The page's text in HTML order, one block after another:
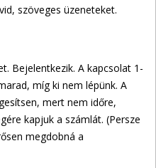
szöveges üzeneteket.
Bejelentkezik. A kapcsolat 1-
míg ki nem lépünk. A
mert nem időre,
kapjuk a számlát. (Persze
megdobná a